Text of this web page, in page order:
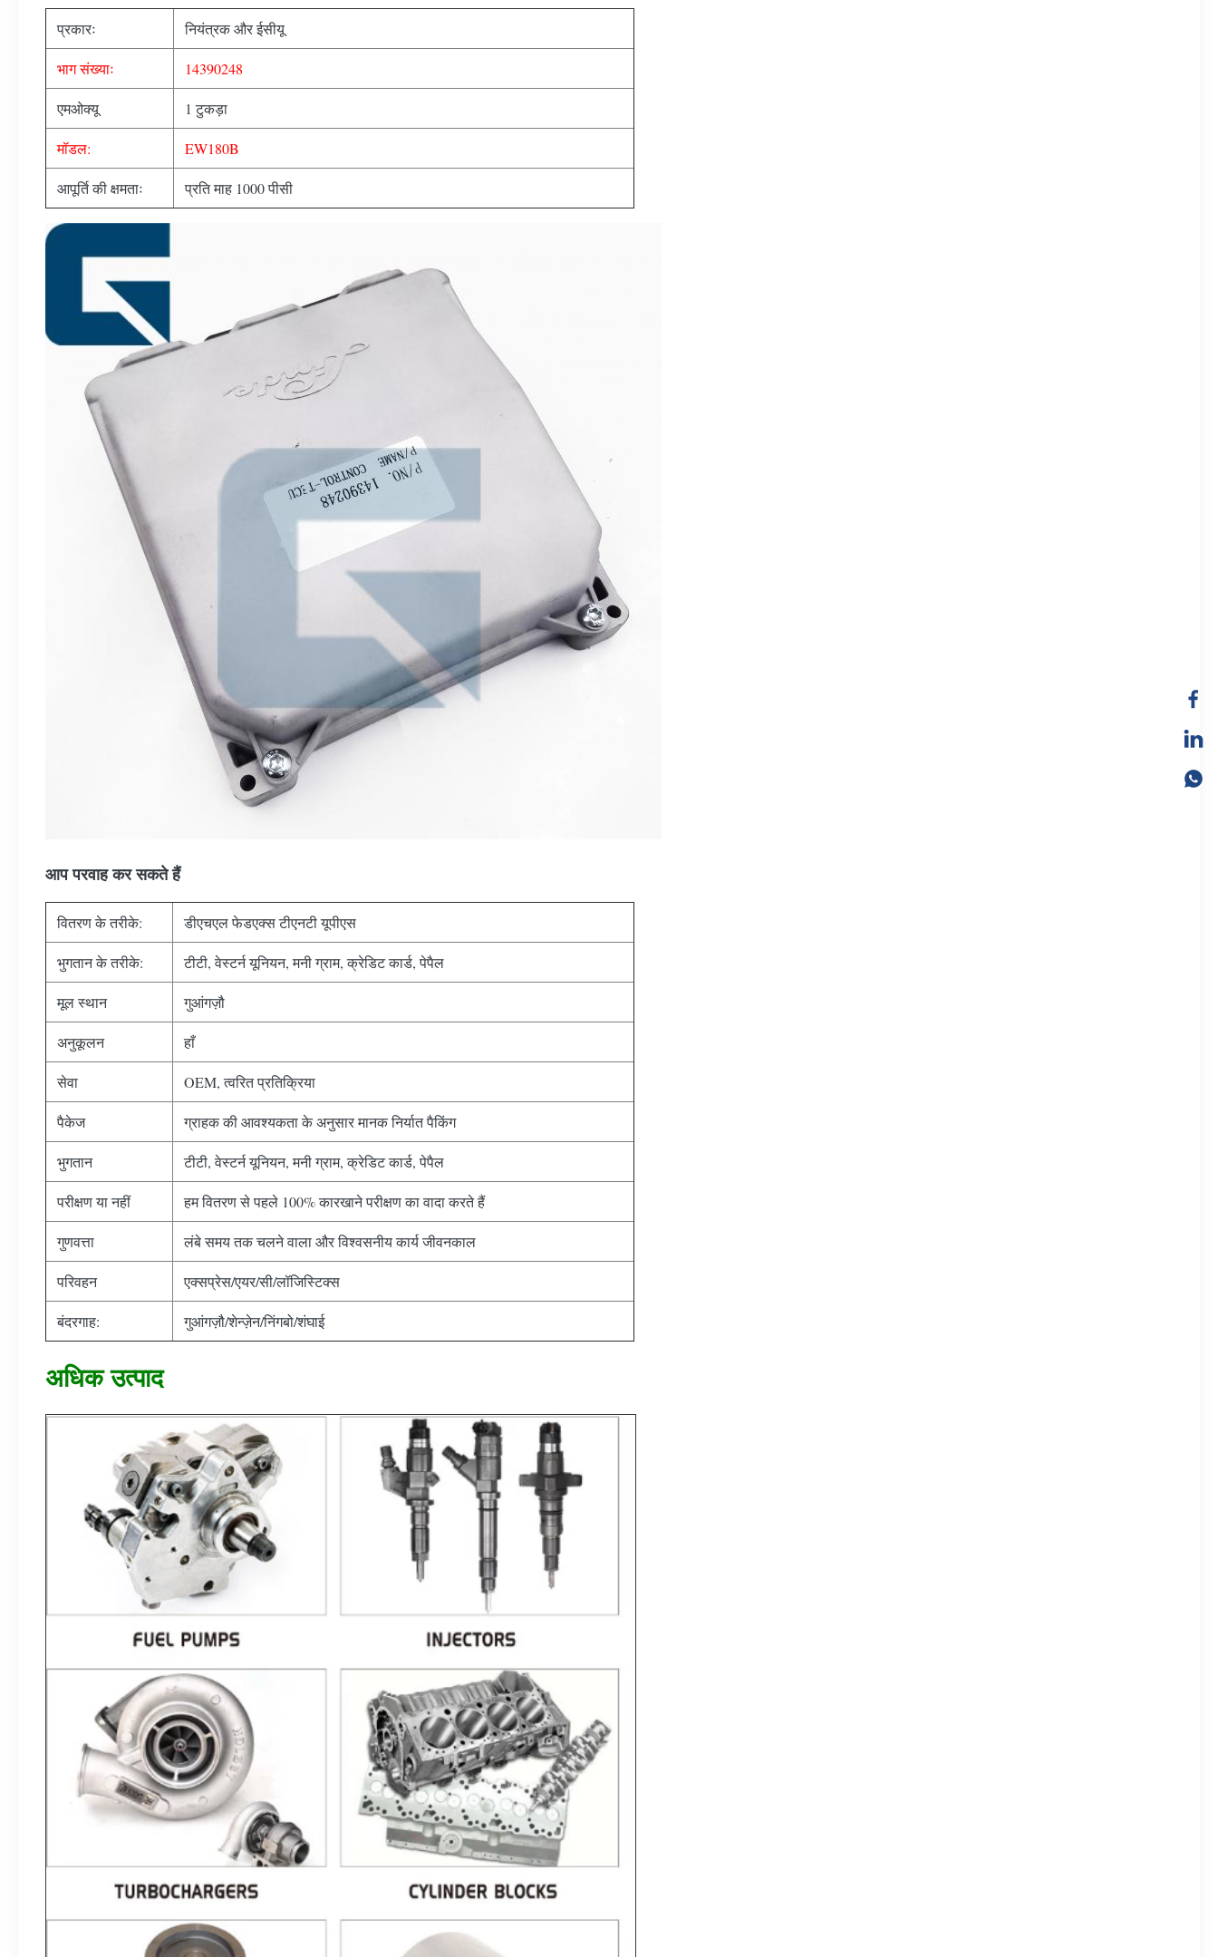
प्रकारः नियंत्रक और ईसीयू
भाग संख्याः 14390248
एमओक्यू 1 टुकड़ा
मॉडल: EW180B
आपूर्ति की क्षमताः प्रति माह 1000 पीसी
आप परवाह कर सकते हैं
वितरण के तरीके: डीएचएल फेडएक्स टीएनटी यूपीएस
भुगतान के तरीके: टीटी, वेस्टर्न यूनियन, मनी ग्राम, क्रेडिट कार्ड, पेपैल
मूल स्थान गुआंगज़ौ
अनुकूलन हाँ
सेवा OEM, त्वरित प्रतिक्रिया
पैकेज ग्राहक की आवश्यकता के अनुसार मानक निर्यात पैकिंग
भुगतान टीटी, वेस्टर्न यूनियन, मनी ग्राम, क्रेडिट कार्ड, पेपैल
परीक्षण या नहीं हम वितरण से पहले 100% कारखाने परीक्षण का वादा करते हैं
गुणवत्ता लंबे समय तक चलने वाला और विश्वसनीय कार्य जीवनकाल
परिवहन एक्सप्रेस/एयर/सी/लॉजिस्टिक्स
बंदरगाह: गुआंगज़ौ/शेन्ज़ेन/निंगबो/शंघाई
अधिक उत्पाद